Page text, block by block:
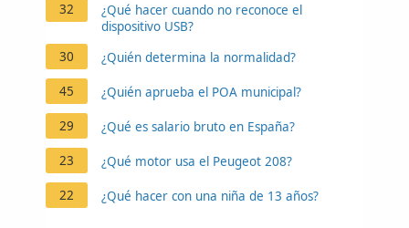
32
¿Qué hacer cuando no reconoce el
dispositivo USB?
30
¿Quién determina la normalidad?
45 ¿Quién aprueba el POA municipal?
29 ¿Qué es salario bruto en España?
23 ¿Qué motor usa el Peugeot 208?
22 ¿Qué hacer con una niña de 13 años?